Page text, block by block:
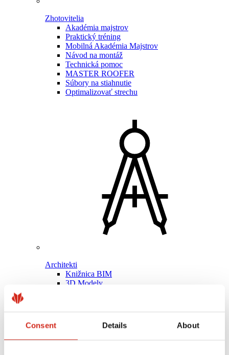
Consent Details About
Zhotovitelia
Akadémia majstrov
Praktický tréning
Mobilná Akadémia Majstrov
Návod na montáž
Technická pomoc
MASTER ROOFER
Súbory na stiahnutie
Optimalizovať strechu
Architekti
Knižnica BIM
3D Modely